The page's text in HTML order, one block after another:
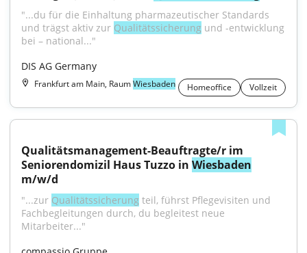
"...du für die Einhaltung pharmazeutischer Standards
und trägst aktiv zur Qualitätssicherung und -entwicklung
bei – national..."
DIS AG Germany
Frankfurt am Main, RaumWiesbaden Homeoffice Vollzeit
Qualitätsmanagement-Beauftragte/r im
Seniorendomizil Haus Tuzzo in Wiesbaden
m/w/d
"...zur Qualitätssicherung teil, führst Pflegevisiten und
Fachbegleitungen durch, du begleitest neue
Mitarbeiter..."